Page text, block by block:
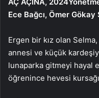
Ece Bağcı, Ömer
Ergen bir kız olan
annesi ve küçük
lunaparka gitmeyi hayal
öğrenince hevesi